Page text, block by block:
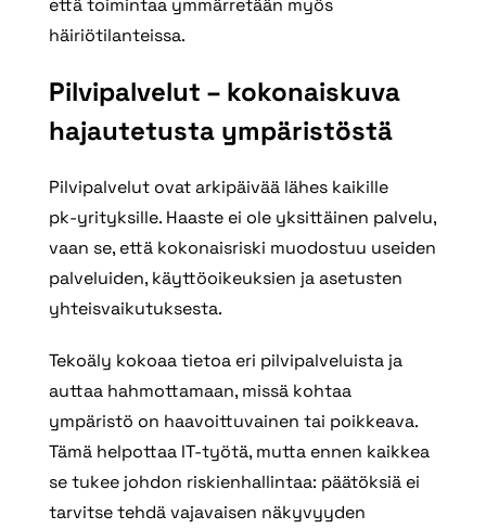
häiriötilanteissa.
Pilvipalvelut – kokonaiskuva
hajautetusta ympäristöstä
Pilvipalvelut ovat arkipäivää lähes kaikille
pk‑yrityksille. Haaste ei ole yksittäinen palvelu,
vaan se, että kokonaisriski muodostuu useiden
palveluiden, käyttöoikeuksien ja asetusten
yhteisvaikutuksesta.
Tekoäly kokoaa tietoa eri pilvipalveluista ja
auttaa hahmottamaan, missä kohtaa
ympäristö on haavoittuvainen tai poikkeava.
Tämä helpottaa IT‑työtä, mutta ennen kaikkea
se tukee johdon riskienhallintaa: päätöksiä ei
tarvitse tehdä vajavaisen näkyvyyden